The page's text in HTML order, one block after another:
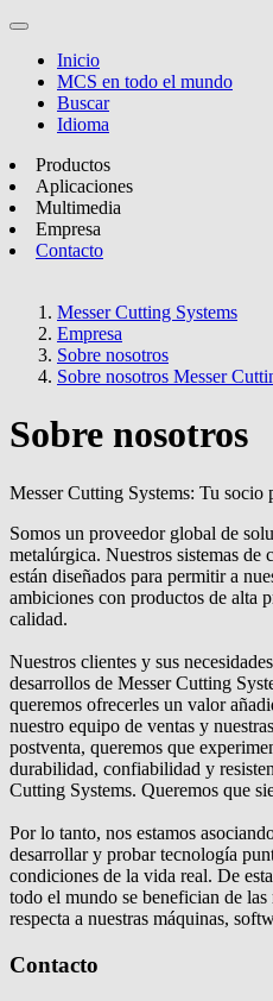
Inicio
MCS en todo el mundo
Buscar
Idioma
Productos
Aplicaciones
Multimedia
Empresa
Contacto
Messer Cutting Systems
Empresa
Sobre nosotros
Sobre nosotros Messer
Sobre nosotros
Messer Cutting Systems: Tu socio
Somos un proveedor global de
metalúrgica. Nuestros sistemas de
están diseñados para permitir a
ambiciones con productos de alta
calidad.
Nuestros clientes y sus
desarrollos de Messer Cutting
queremos ofrecerles un valor
nuestro equipo de ventas y
postventa, queremos que
durabilidad, confiabilidad y
Cutting Systems. Queremos que
Por lo tanto, nos estamos
desarrollar y probar tecnología
condiciones de la vida real. De
todo el mundo se benefician de
respecta a nuestras máquinas,
Contacto